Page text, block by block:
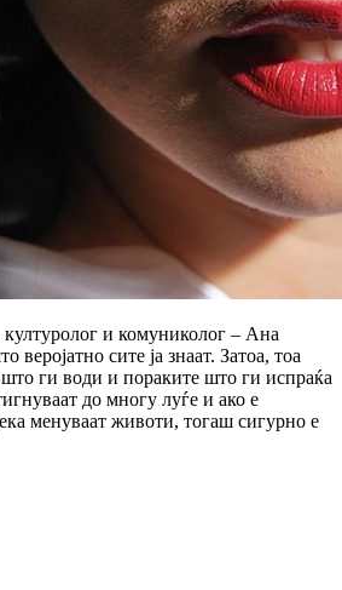
и комуниколог – Ана
веројатно сите ја знаат. Затоа, тоа
ги води и пораките што ги испраќа
до многу луѓе и ако е
менуваат животи, тогаш сигурно е